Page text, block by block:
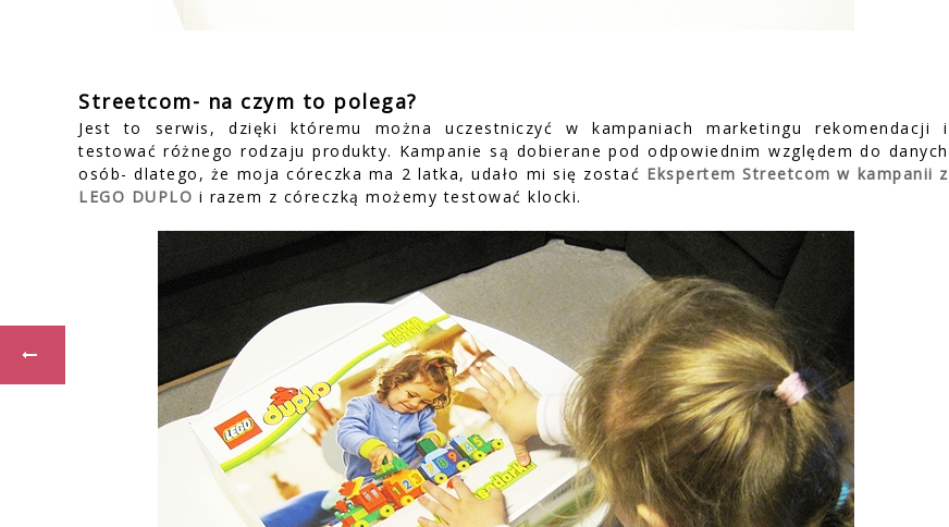
Streetcom- na czym to polega?
Jest to serwis, dzięki któremu można uczestniczyć w kampaniach marketingu rekomendacji i
testować różnego rodzaju produkty. Kampanie są dobierane pod odpowiednim względem do danych
osób- dlatego, że moja córeczka ma 2 latka, udało mi się zostać Ekspertem Streetcom w kampanii z
LEGO DUPLO i razem z córeczką możemy testować klocki.